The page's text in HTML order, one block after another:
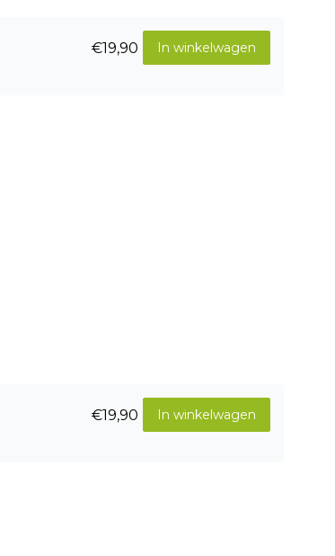
In winkelwagen
€19,90
In winkelwagen
€19,90